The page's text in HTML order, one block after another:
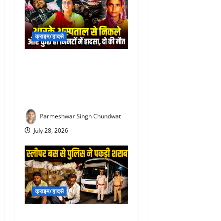
क्राइम/हादसे
Parmeshwar Singh Chundwat
July 28, 2026
क्राइम/हादसे